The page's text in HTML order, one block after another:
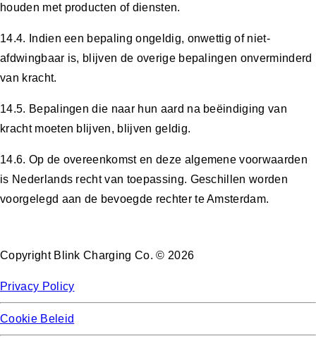
houden met producten of diensten.
14.4. Indien een bepaling ongeldig, onwettig of niet-
afdwingbaar is, blijven de overige bepalingen onverminderd
van kracht.
14.5. Bepalingen die naar hun aard na beëindiging van
kracht moeten blijven, blijven geldig.
14.6. Op de overeenkomst en deze algemene voorwaarden
is Nederlands recht van toepassing. Geschillen worden
voorgelegd aan de bevoegde rechter te Amsterdam.
Copyright Blink Charging Co. © 2026
Privacy Policy
Cookie Beleid